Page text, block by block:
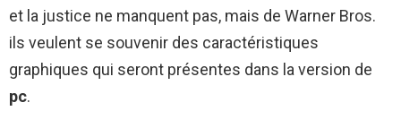
et la justice ne manquent pas, mais de Warner Bros.
ils veulent se souvenir des caractéristiques
graphiques qui seront présentes dans la version de
pc.